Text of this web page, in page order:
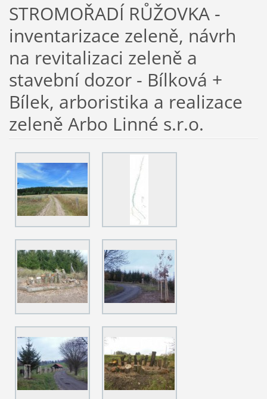
STROMOŘADÍ RŮŽOVKA -
inventarizace zeleně, návrh
na revitalizaci zeleně a
stavební dozor - Bílková +
Bílek, arboristika a realizace
zeleně Arbo Linné s.r.o.